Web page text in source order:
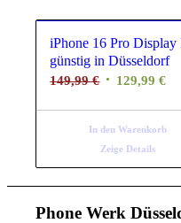
iPhone 16 Pro
günstig in Düsseldorf
149,99€
149,99 €
129,99€
In den Warenkorb
Zeige Details
Phone Werk